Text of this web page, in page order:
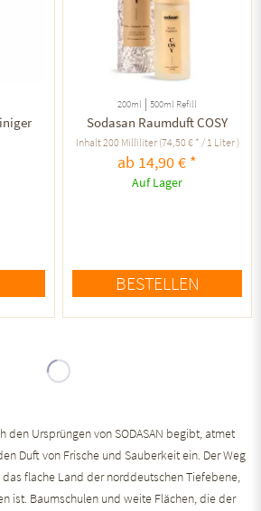
200ml |500ml Refill
Sodasan Raumduft COSY
Inhalt200 Milliliter (74,50 € * / 1 Liter )
ab 14,90 € *
Auf Lager
BESTELLEN
den Ursprüngen von SODASAN begibt, atmet
Duft von Frische und Sauberkeit ein. Der Weg
flache Land der norddeutschen Tiefebene,
ist. Baumschulen und weite Flächen, die der